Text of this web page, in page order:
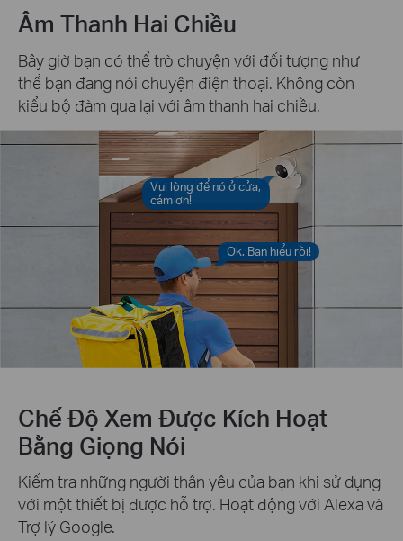
Vui lòng để nó ở cửa,
cảm ơn!
Ok. Bạn hiểu rồi!
Âm Thanh Hai Chiều
Bây giờ bạn có thể trò chuyện với đối tượng như
thể bạn đang nói chuyện điện thoại. Không còn
kiểu bộ đàm qua lại với âm thanh hai chiều.
Chế Độ Xem Được Kích Hoạt
Bằng Giọng Nói
Kiểm tra những người thân yêu của bạn khi sử dụng
với một thiết bị được hỗ trợ. Hoạt động với Alexa và
Trợ lý Google.